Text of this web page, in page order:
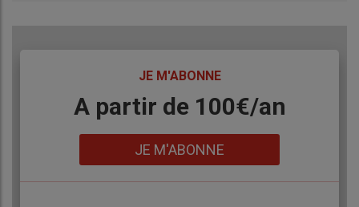
JE M'ABONNE
BodyA partir de 100€/an
JE M'ABONNE